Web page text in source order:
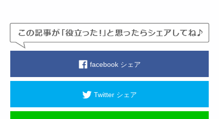
facebook シェア
Twitter シェア